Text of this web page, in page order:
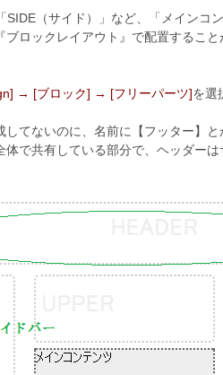
SIDE（サイド）」など、「メイン
ロックレイアウト』で配置すること
→ [ブロック] → [フリーパーツ]を選
してないのに、名前に【フッター】
体で共有している部分で、ヘッダー